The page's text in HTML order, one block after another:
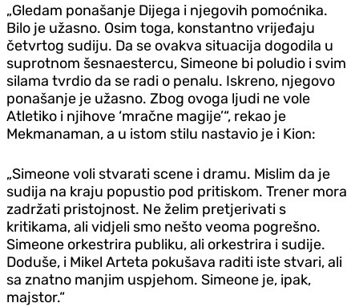
„Gledam ponašanje Dijega i njegovih pomoćnika.
Bilo je užasno. Osim toga, konstantno vrijeđaju
četvrtog sudiju. Da se ovakva situacija dogodila u
suprotnom šesnaestercu, Simeone bi poludio i svim
silama tvrdio da se radi o penalu. Iskreno, njegovo
ponašanje je užasno. Zbog ovoga ljudi ne vole
Atletiko i njihove ‘mračne magije’“, rekao je
Mekmanaman, a u istom stilu nastavio je i Kion:
„Simeone voli stvarati scene i dramu. Mislim da je
sudija na kraju popustio pod pritiskom. Trener mora
zadržati pristojnost. Ne želim pretjerivati s
kritikama, ali vidjeli smo nešto veoma pogrešno.
Simeone orkestrira publiku, ali orkestrira i sudije.
Doduše, i Mikel Arteta pokušava raditi iste stvari, ali
sa znatno manjim uspjehom. Simeone je, ipak,
majstor.“